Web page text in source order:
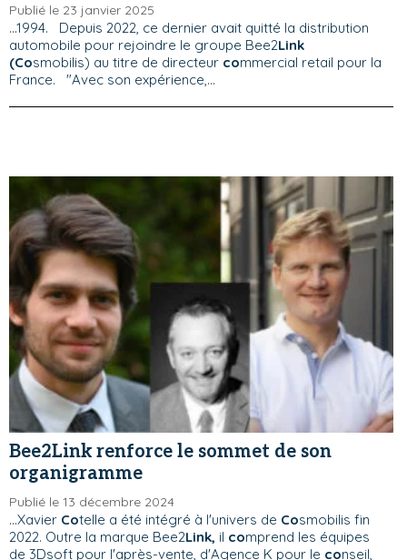
Publié le 23 janvier 2025
...1994. Depuis 2022, ce dernier avait quitté la distribution
automobile pour rejoindre le groupe Bee2Link
(Cosmobilis) au titre de directeur commercial retail pour la
France. "Avec son expérience,...
Bee2Link renforce le sommet de son
organigramme
Publié le 13 décembre 2024
...Xavier Cotelle a été intégré à l'univers de Cosmobilis fin
2022. Outre la marque Bee2Link, il comprend les équipes
de 3Dsoft pour l'après-vente, d'Agence K pour le conseil,